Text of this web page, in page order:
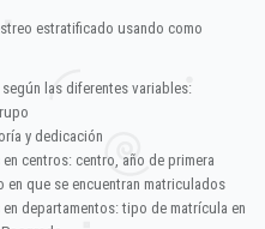
estratificado usando como
las diferentes variables:
y dedicación
centros: centro, año de primera
en que se encuentran matriculados
departamentos: tipo de matrícula en